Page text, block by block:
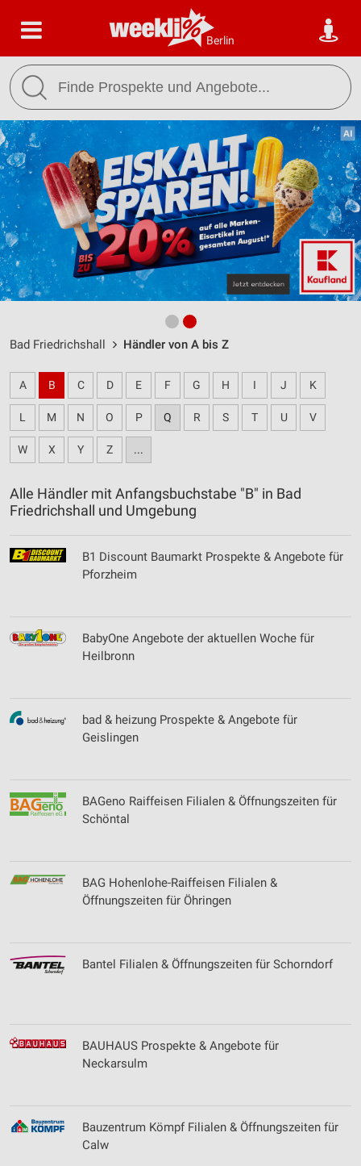
Berlin
Bad Friedrichshall Händler von A bis Z
A B C D E F G H I J K
L M N O P Q R S T U V
W X Y Z ...
Alle Händler mit Anfangsbuchstabe "B" in Bad
Friedrichshall und Umgebung
B1 Discount Baumarkt Prospekte & Angebote für
Pforzheim
BabyOne Angebote der aktuellen Woche für
Heilbronn
bad & heizung Prospekte & Angebote für
Geislingen
BAGeno Raiffeisen Filialen & Öffnungszeiten für
Schöntal
BAG Hohenlohe-Raiffeisen Filialen &
Öffnungszeiten für Öhringen
Bantel Filialen & Öffnungszeiten für Schorndorf
BAUHAUS Prospekte & Angebote für
Neckarsulm
Bauzentrum Kömpf Filialen & Öffnungszeiten für
Calw